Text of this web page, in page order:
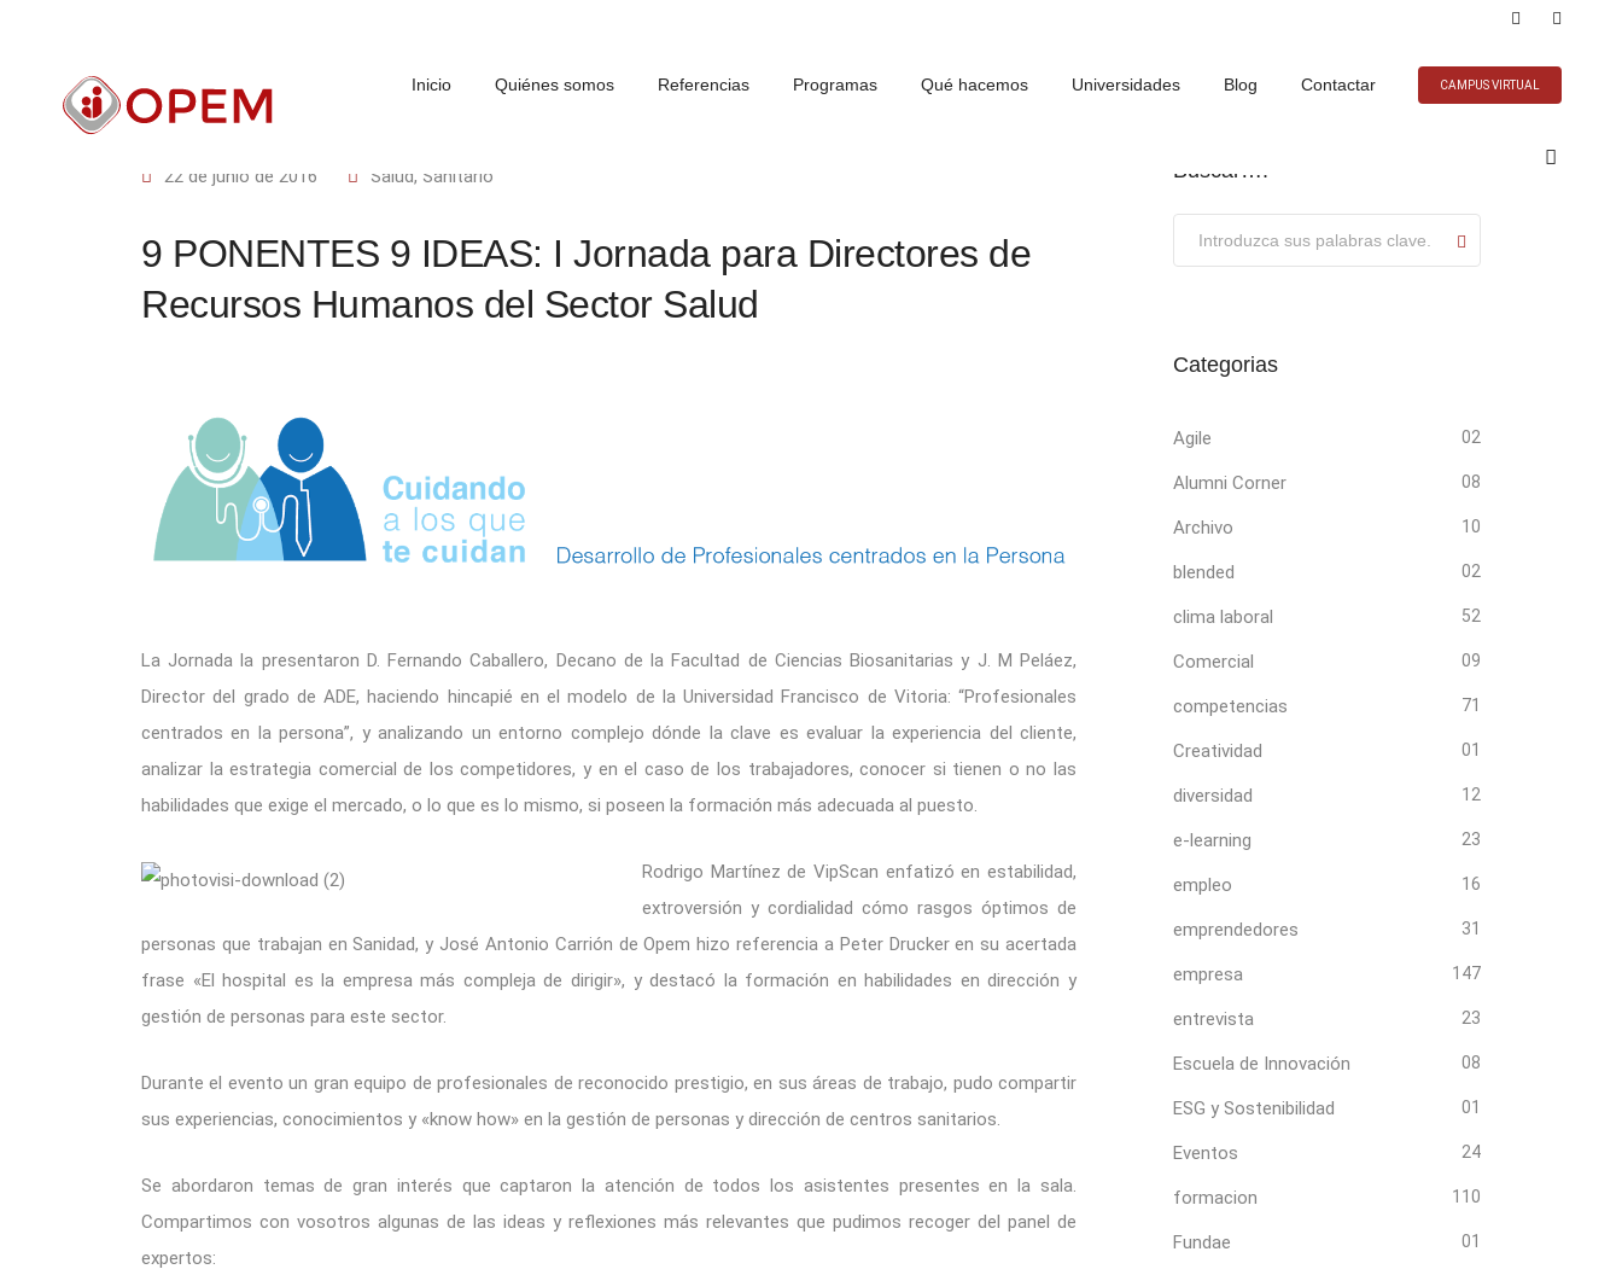
Inicio Quiénes somos Referencias Programas Qué hacemos Universidades Blog Contactar CAMPUS VIRTUAL
22 de junio de 2016 Salud, Sanitario
9 PONENTES 9 IDEAS: I Jornada para Directores de
Recursos Humanos del Sector Salud
La Jornada la presentaron D. Fernando Caballero, Decano de la Facultad de Ciencias Biosanitarias y J. M Peláez,
Director del grado de ADE, haciendo hincapié en el modelo de la Universidad Francisco de Vitoria: “Profesionales
centrados en la persona”, y analizando un entorno complejo dónde la clave es evaluar la experiencia del cliente,
analizar la estrategia comercial de los competidores, y en el caso de los trabajadores, conocer si tienen o no las
habilidades que exige el mercado, o lo que es lo mismo, si poseen la formación más adecuada al puesto.
Rodrigo Martínez de VipScan enfatizó en estabilidad,
extroversión y cordialidad cómo rasgos óptimos de
personas que trabajan en Sanidad, y José Antonio Carrión de Opem hizo referencia a Peter Drucker en su acertada
frase «El hospital es la empresa más compleja de dirigir», y destacó la formación en habilidades en dirección y
gestión de personas para este sector.
Durante el evento un gran equipo de profesionales de reconocido prestigio, en sus áreas de trabajo, pudo compartir
sus experiencias, conocimientos y «know how» en la gestión de personas y dirección de centros sanitarios.
Se abordaron temas de gran interés que captaron la atención de todos los asistentes presentes en la sala.
Compartimos con vosotros algunas de las ideas y reflexiones más relevantes que pudimos recoger del panel de
expertos:
Buscar….
Categorias
Agile 02
Alumni Corner 08
Archivo 10
blended 02
clima laboral 52
Comercial 09
competencias 71
Creatividad 01
diversidad 12
e-learning 23
empleo 16
emprendedores 31
empresa 147
entrevista 23
Escuela de Innovación 08
ESG y Sostenibilidad 01
Eventos 24
formacion 110
Fundae 01